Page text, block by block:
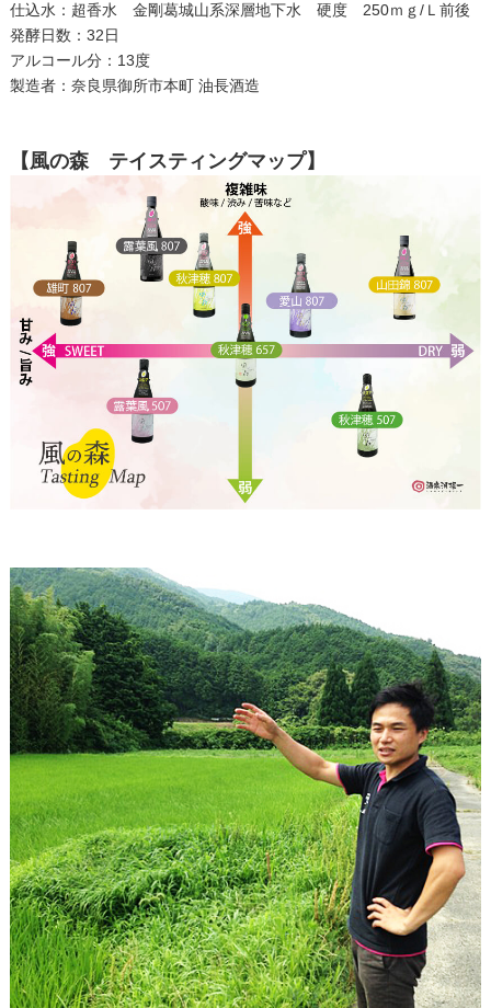
仕込水：超香水 金剛葛城山系深層地下水 硬度 250ｍｇ/Ｌ前後
発酵日数：32日
アルコール分：13度
製造者：奈良県御所市本町 油長酒造
【風の森 テイスティングマップ】